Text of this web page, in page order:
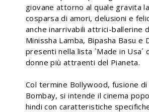
giovane attorno al quale gravita
cosparsa di amori, delusioni e
anche inarrivabili attrici-ballerine
Minissha Lamba, Bipasha Basu e
presenti nella lista `Made in Usa´
donne più attraenti del Pianeta.
Col termine Bollywood, fusione
Bombay, si intende il cinema
hindi con caratteristiche